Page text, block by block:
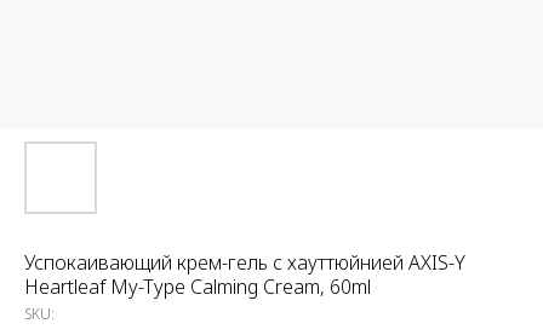
Успокаивающий крем-гель с хауттюйнией AXIS-Y
Heartleaf My-Type Calming Cream, 60ml
SKU: